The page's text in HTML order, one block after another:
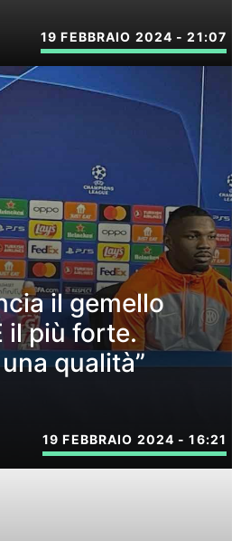
19 FEBBRAIO 2024 - 21:07
il gemello
il più forte.
qualità”
19 FEBBRAIO 2024 - 16:21